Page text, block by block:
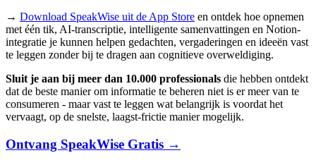
→ Download SpeakWise uit de App Store en ontdek hoe opnemen
met één tik, AI-transcriptie, intelligente samenvattingen en Notion-
integratie je kunnen helpen gedachten, vergaderingen en ideeën vast
te leggen zonder bij te dragen aan cognitieve overweldiging.
Sluit je aan bij meer dan 10.000 professionals die hebben ontdekt
dat de beste manier om informatie te beheren niet is er meer van te
consumeren - maar vast te leggen wat belangrijk is voordat het
vervaagt, op de snelste, laagst-frictie manier mogelijk.
Ontvang SpeakWise Gratis →